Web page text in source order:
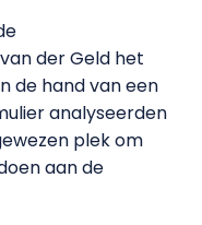
der Geld het
de hand van een
analyseerden
plek om
aan de